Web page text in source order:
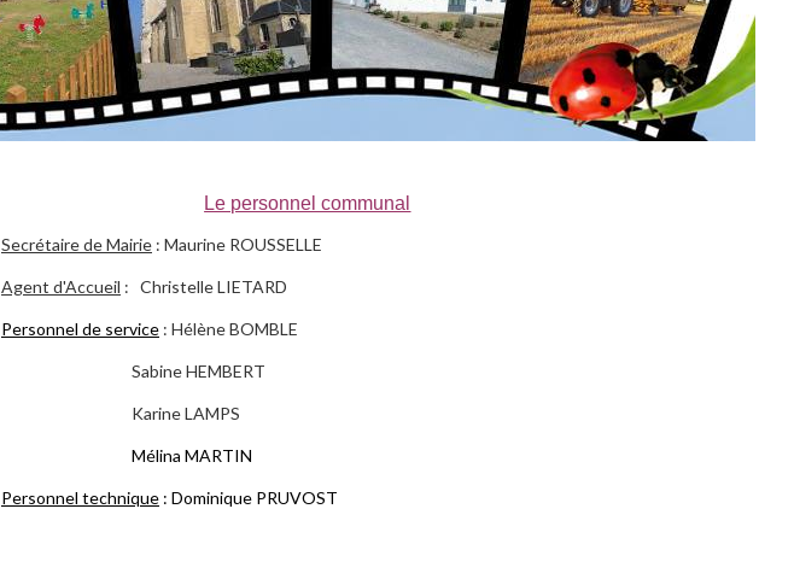
Le personnel communal
Secrétaire de Mairie : Maurine ROUSSELLE
Agent d'Accueil : Christelle LIETARD
Personnel de service : Hélène BOMBLE
Sabine HEMBERT
Karine LAMPS
Mélina MARTIN
Personnel technique : Dominique PRUVOST